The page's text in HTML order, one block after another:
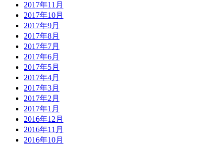
2017年11月
2017年10月
2017年9月
2017年8月
2017年7月
2017年6月
2017年5月
2017年4月
2017年3月
2017年2月
2017年1月
2016年12月
2016年11月
2016年10月